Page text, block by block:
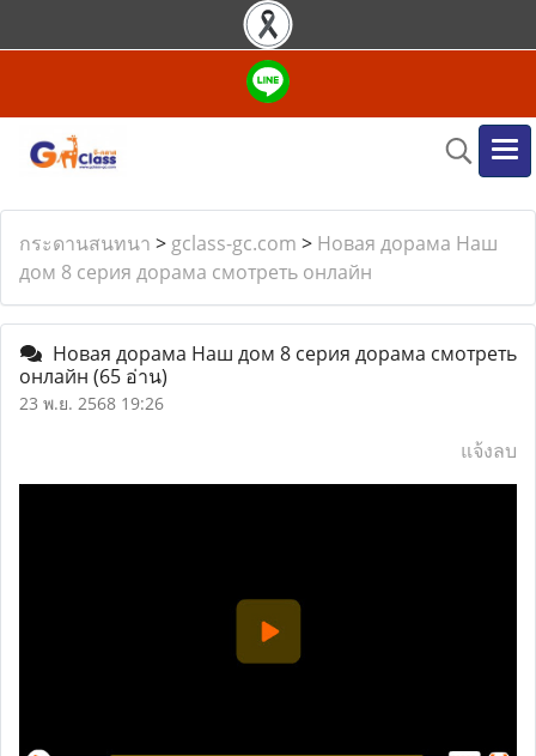
กระดานสนทนา > gclass-gc.com > Новая дорама Наш
дом 8 серия дорама смотреть онлайн
Новая дорама Наш дом 8 серия дорама смотреть
онлайн (65 อ่าน)
23 พ.ย. 2568 19:26
แจ้งลบ